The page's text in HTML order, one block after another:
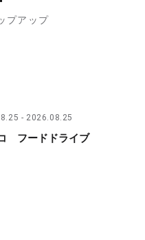
プアップ
2026.08.25
フードドライブ